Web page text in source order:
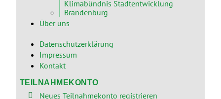
Klimabündnis Stadtentwicklung
Brandenburg
Über uns
Datenschutzerklärung
Impressum
Kontakt
TEILNAHMEKONTO
Neues Teilnahmekonto registrieren